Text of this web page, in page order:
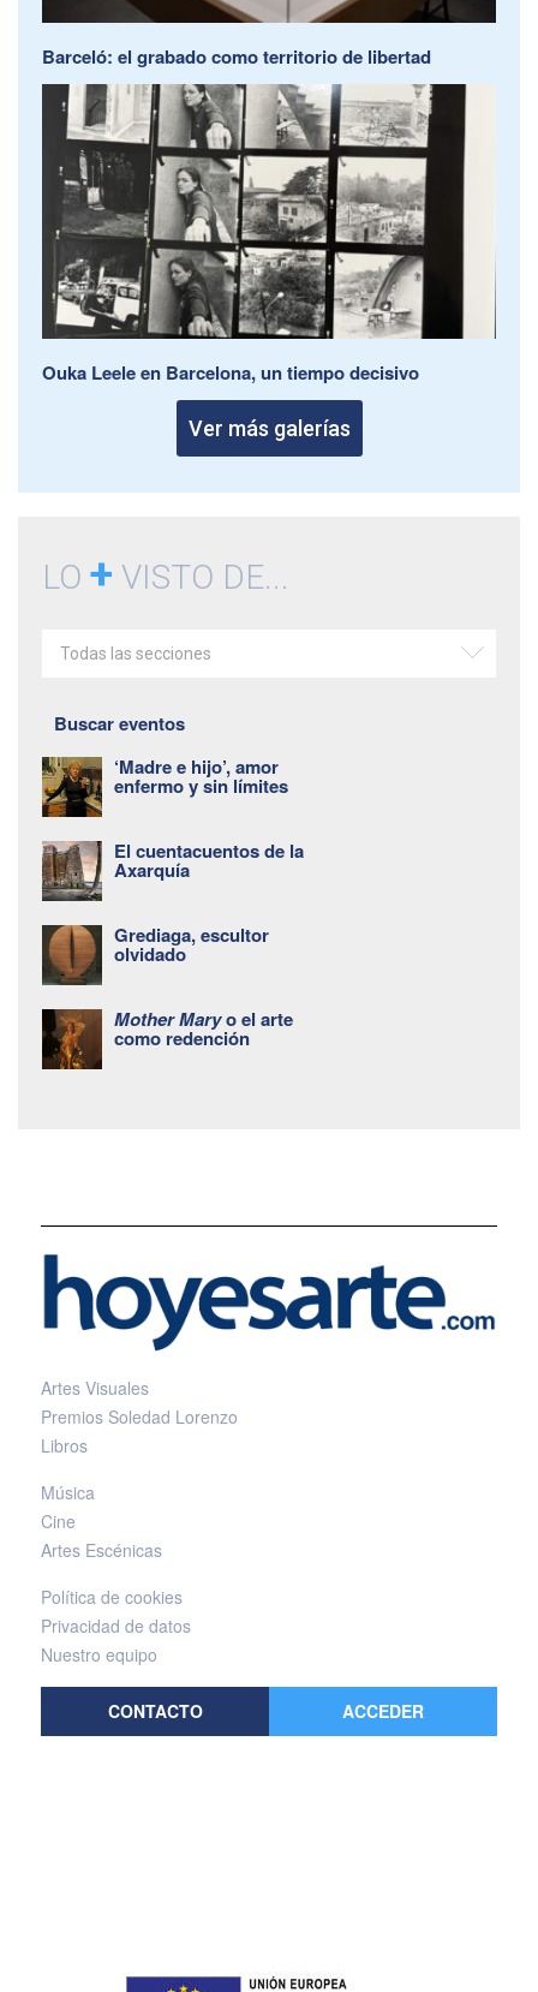
Barceló: el grabado como territorio de libertad
Ouka Leele en Barcelona, un tiempo decisivo
Ver más galerías
LO + VISTO DE...
Todas las secciones
Buscar eventos
‘Madre e hijo’, amor
enfermo y sin límites
El cuentacuentos de la
Axarquía
Grediaga, escultor
olvidado
Mother Maryo el arte
como redención
Artes Visuales
Premios Soledad Lorenzo
Libros
Música
Cine
Artes Escénicas
Política de cookies
Privacidad de datos
Nuestro equipo
CONTACTO ACCEDER